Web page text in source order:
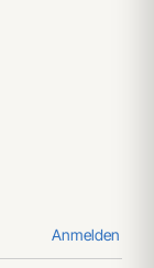
Anmelden